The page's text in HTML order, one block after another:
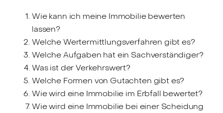
Wie kann ich meine Immobilie bewerten
lassen?
Welche Wertermittlungsverfahren gibt es?
Welche Aufgaben hat ein Sachverständiger?
Was ist der Verkehrswert?
Welche Formen von Gutachten gibt es?
Wie wird eine Immobilie im Erbfall bewertet?
Wie wird eine Immobilie bei einer Scheidung